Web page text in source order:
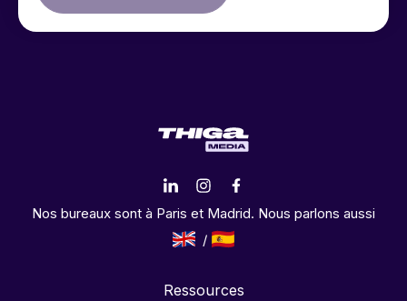
Nos bureaux sont à Paris et Madrid. Nous parlons aussi
Ressources